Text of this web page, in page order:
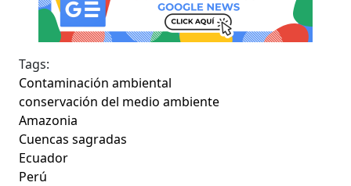
Tags:
Contaminación ambiental
conservación del medio ambiente
Amazonia
Cuencas sagradas
Ecuador
Perú